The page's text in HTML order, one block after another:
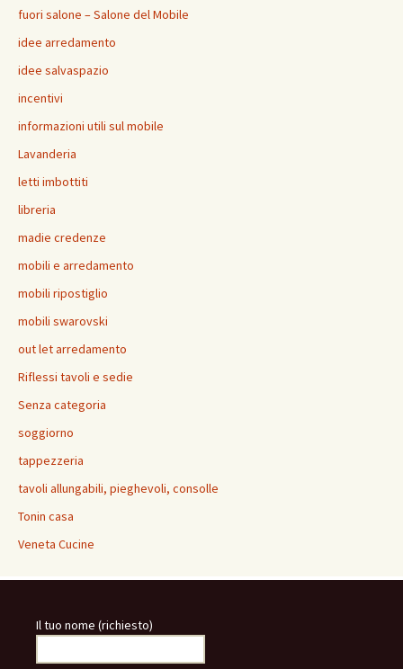
fuori salone – Salone del Mobile
idee arredamento
idee salvaspazio
incentivi
informazioni utili sul mobile
Lavanderia
letti imbottiti
libreria
madie credenze
mobili e arredamento
mobili ripostiglio
mobili swarovski
out let arredamento
Riflessi tavoli e sedie
Senza categoria
soggiorno
tappezzeria
tavoli allungabili, pieghevoli, consolle
Tonin casa
Veneta Cucine
Il tuo nome (richiesto)